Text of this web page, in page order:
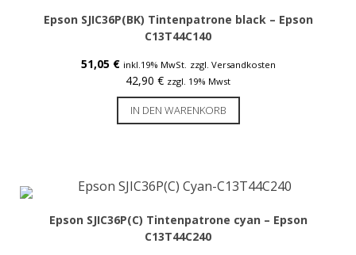
Tinte für Epson C8000
ColorWorks Info
LEASING Epson
Besucherausweise & Tickets
Hofläden
Epson SJIC36P(BK) Tintenpatrone black – Epson
C13T44C140
51,05 € inkl.19% MwSt. zzgl. Versandkosten
42,90 € zzgl. 19% Mwst
IN DEN WARENKORB
Epson SJIC36P(C) Tintenpatrone cyan – Epson
C13T44C240